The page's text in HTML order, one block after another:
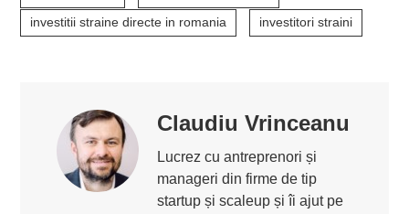
investitii straine directe in romania
investitori straini
Claudiu Vrinceanu
Lucrez cu antreprenori și
manageri din firme de tip
startup și scaleup și îi ajut pe